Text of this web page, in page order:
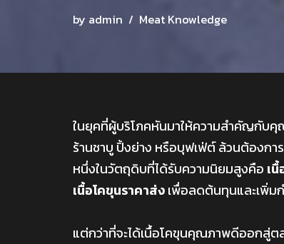
by admin Meat Knowledge
ในยุคที่ผู้บริโภคหันมาให้ความสำคัญกับคุ
ร้านชาบู ปิ้งย่าง หรือบุฟเฟ่ต์ ล้วนต้องการ
หนึ่งในวัตถุดิบที่ได้รับความนิยมสูงคือ เ
เนื้อโคขุนราคาส่งเพื่อลดต้นทุนและเพิ่มก
แต่กว่าที่จะได้เนื้อโคขุนคุณภาพดีออกสู่ต